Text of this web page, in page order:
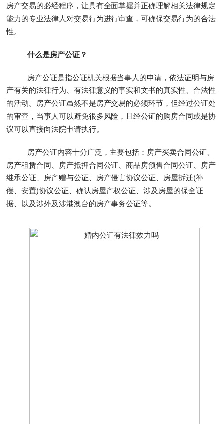
房产交易的必经程序，让具有全面掌握并正确理解相关法律规定
能力的专业法律人对交易行为进行审查，可确保交易行为的合法
性。
什么是房产公证？
房产公证是指公证机关根据当事人的申请，依法证明与房
产有关的法律行为、有法律意义的事实和文书的真实性、合法性
的活动。房产公证虽然不是房产交易的必须环节，但经过公证处
的审查，当事人可以避免很多风险，且经公证的购房合同或是协
议可以直接向法院申请执行。
房产公证内容十分广泛，主要包括：房产买卖合同公证、
房产租赁合同、房产抵押合同公证、商品房预售合同公证、房产
继承公证、房产赠与公证、房产侵害协议公证、房屋拆迁(补
偿、安置)协议公证、确认房屋产权公证、涉及房屋的保全证
据、以及涉外及涉港澳台的房产事务公证等。